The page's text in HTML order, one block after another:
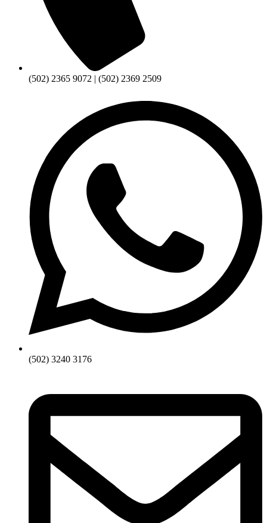
(502) 2365 9072 | (502) 2369 2509
(502) 3240 3176